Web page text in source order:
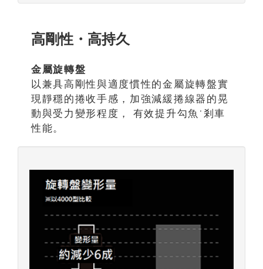
高剛性・高持久
金屬旋轉盤
以兼具高剛性與適度慣性的金屬旋轉盤實
現靜穩的捲收手感，加強減緩捲線器的晃
動與受力變形程度， 有效提升勾魚˙剎車
性能。